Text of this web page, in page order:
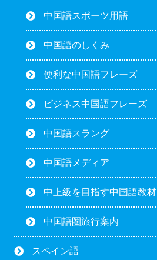
中国語スポーツ用語
中国語のしくみ
便利な中国語フレーズ
ビジネス中国語フレーズ
中国語スラング
中国語メディア
中上級を目指す中国語教材
中国語圏旅行案内
スペイン語